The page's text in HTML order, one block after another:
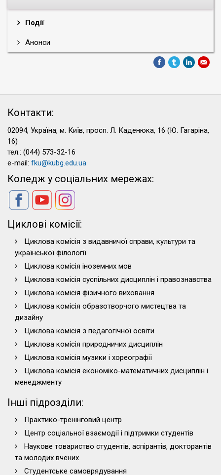
Події
Анонси
Контакти:
02094, Україна, м. Київ, просп. Л. Каденюка, 16 (Ю. Гагаріна,
16)
тел.: (044) 573-32-16
e-mail: fku@kubg.edu.ua
Коледж у соціальних мережах:
Циклові комісії:
Циклова комісія з видавничої справи, культури та
української філології
Циклова комісія іноземних мов
Циклова комісія суспільних дисциплін і правознавства
Циклова комісія фізичного виховання
Циклова комісія образотворчого мистецтва та
дизайну
Циклова комісія з педагогічної освіти
Циклова комісія природничих дисциплін
Циклова комісія музики і хореографії
Циклова комісія економіко-математичних дисциплін і
менеджменту
Інші підрозділи:
Практико-тренінговий центр
Центр соціальної взаємодії і підтримки студентів
Наукове товариство студентів, аспірантів, докторантів
та молодих вчених
Студентське самоврядування